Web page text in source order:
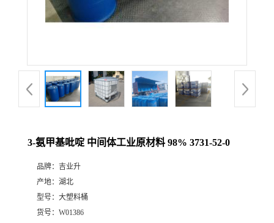
3-氨甲基吡啶 中间体工业原材料 98% 3731-52-0
品牌： 吉业升
产地： 湖北
型号： 大塑料桶
货号： W01386